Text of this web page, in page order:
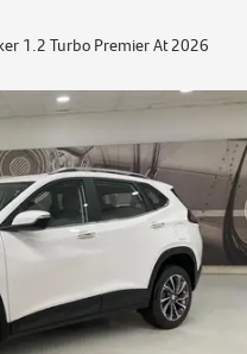
1.2 Turbo Premier At 2026